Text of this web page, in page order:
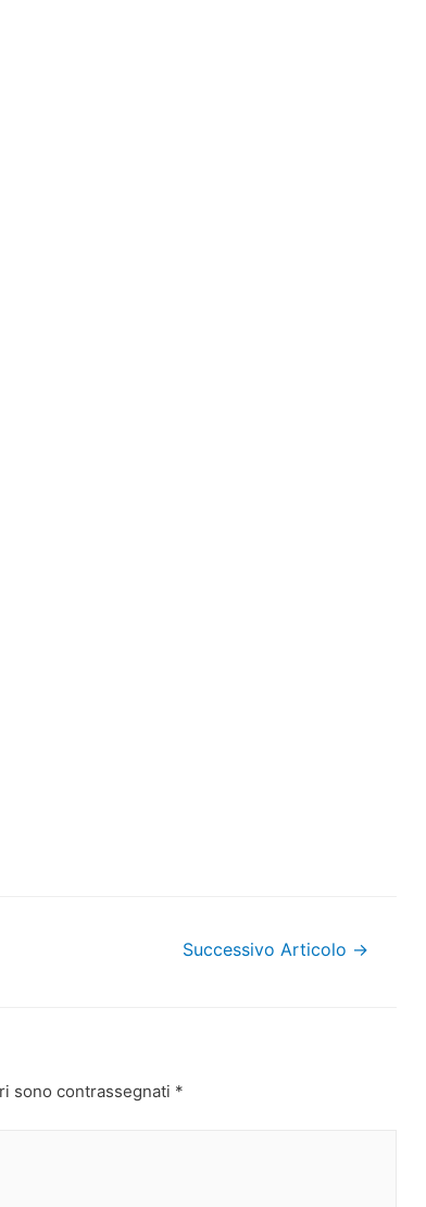
Successivo Articolo →
sono contrassegnati *